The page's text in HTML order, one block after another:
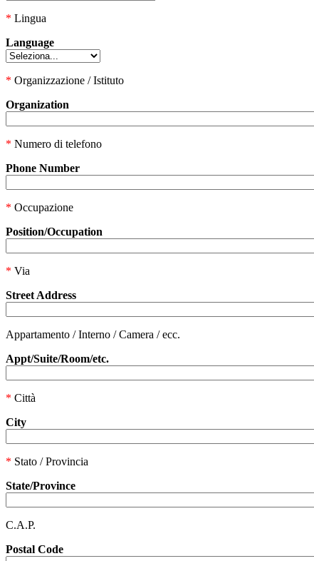
* Lingua
Language
* Organizzazione / Istituto
Organization
* Numero di telefono
Phone Number
* Occupazione
Position/Occupation
* Via
Street Address
Appartamento / Interno / Camera / ecc.
Appt/Suite/Room/etc.
* Città
City
* Stato / Provincia
State/Province
C.A.P.
Postal Code